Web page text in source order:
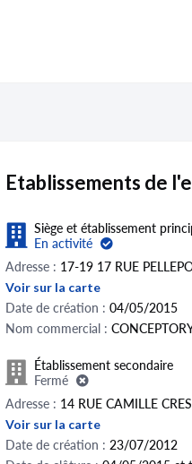
Etablissements de
Siège et établissement
En activité
Adresse : 17-19 17 RUE
Voir sur la carte
Date de création : 04/05/2015
Nom commercial :
Établissement secondaire
Fermé
Adresse : 14 RUE CAMILLE
Voir sur la carte
Date de création : 23/07/2012